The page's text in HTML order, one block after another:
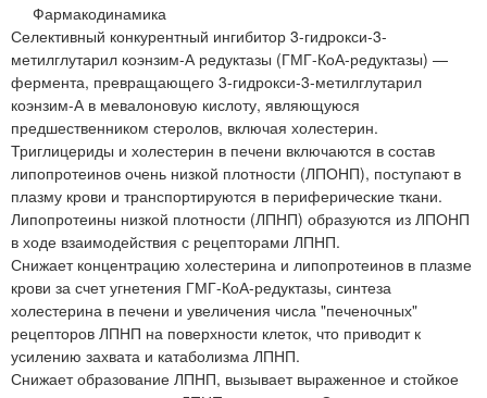
Фармакодинамика
Селективный конкурентный ингибитор 3-гидрокси-3-
метилглутарил коэнзим-А редуктазы (ГМГ-КоА-редуктазы) —
фермента, превращающего 3-гидрокси-3-метилглутарил
коэнзим-А в мевалоновую кислоту, являющуюся
предшественником стеролов, включая холестерин.
Триглицериды и холестерин в печени включаются в состав
липопротеинов очень низкой плотности (ЛПОНП), поступают в
плазму крови и транспортируются в периферические ткани.
Липопротеины низкой плотности (ЛПНП) образуются из ЛПОНП
в ходе взаимодействия с рецепторами ЛПНП.
Снижает концентрацию холестерина и липопротеинов в плазме
крови за счет угнетения ГМГ-КоА-редуктазы, синтеза
холестерина в печени и увеличения числа "печеночных"
рецепторов ЛПНП на поверхности клеток, что приводит к
усилению захвата и катаболизма ЛПНП.
Снижает образование ЛПНП, вызывает выраженное и стойкое